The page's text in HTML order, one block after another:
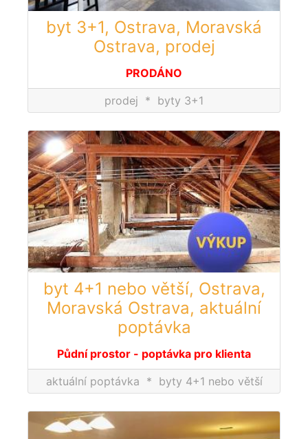
byt 3+1, Ostrava, Moravská
Ostrava, prodej
PRODÁNO
prodej * byty 3+1
byt 4+1 nebo větší, Ostrava,
Moravská Ostrava, aktuální
poptávka
Půdní prostor - poptávka pro klienta
aktuální poptávka * byty 4+1 nebo větší